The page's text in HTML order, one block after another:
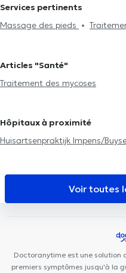
Services pertinents
Massage des pieds
Hyperkératose plantaire
Onychoplastie
Articles "Santé"
Traitement des mycoses
Hôpitaux à proximité
Huisartsenpraktijk Impens/
Voir toutes
Doctoranytime est une solution
premiers symptômes jusqu'à la